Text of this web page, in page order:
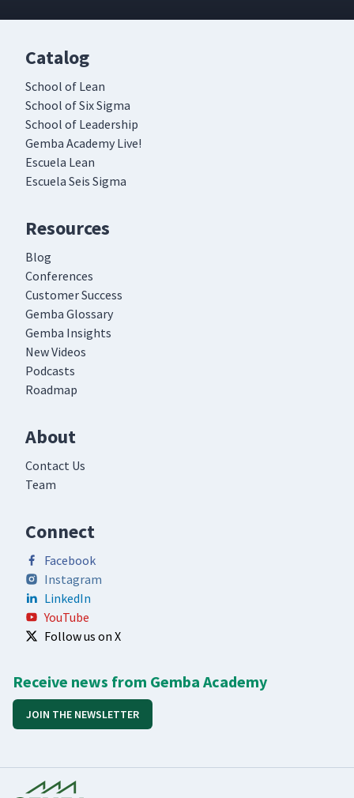
Catalog
School of Lean
School of Six Sigma
School of Leadership
Gemba Academy Live!
Escuela Lean
Escuela Seis Sigma
Resources
Blog
Conferences
Customer Success
Gemba Glossary
Gemba Insights
New Videos
Podcasts
Roadmap
About
Contact Us
Team
Connect
Facebook
Instagram
LinkedIn
YouTube
Follow us on X
Receive news from Gemba Academy
JOIN THE NEWSLETTER